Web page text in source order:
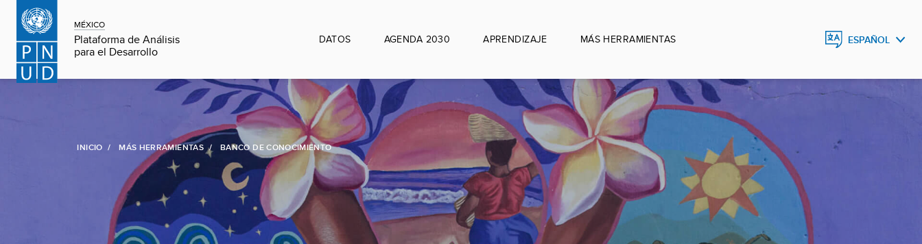
MÉXICO
Plataforma de Análisis
para el Desarrollo
DATOS AGENDA 2030 APRENDIZAJE MÁS HERRAMIENTAS
ESPAÑOL
ENGLISH
INICIO MÁS HERRAMIENTAS BANCO DE CONOCIMIENTO